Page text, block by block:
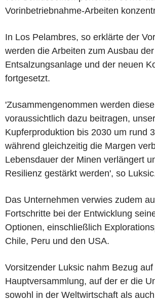
Vorinbetriebnahme-Arbeiten
In Los Pelambres, so erklärte der
werden die Arbeiten zum Ausbau der
Entsalzungsanlage und der neuen
fortgesetzt.
'Zusammengenommen werden
voraussichtlich dazu beitragen,
Kupferproduktion bis 2030 um rund
während gleichzeitig die Margen
Lebensdauer der Minen verlängert
Resilienz gestärkt werden', so
Das Unternehmen verwies zudem
Fortschritte bei der Entwicklung
Optionen, einschließlich
Chile, Peru und den USA.
Vorsitzender Luksic nahm Bezug
Hauptversammlung, auf der er die
sowohl in der Weltwirtschaft als